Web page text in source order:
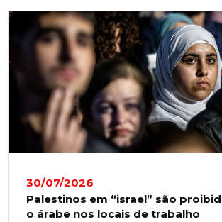
30/07/2026
Palestinos em “israel” são
o árabe nos locais de trabalho